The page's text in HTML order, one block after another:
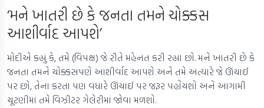
‘મને ખાતરી છે કે જનતા તમને ચોક્કસ
આશીર્વાદ આપશે’
મોદીએ કહ્યું કે, તમે (વિપક્ષ) જે રીતે મહેનત કરી રહ્યા છો. મને ખાતરી છે કે
જનતા તમને ચોક્કસપણે આશીર્વાદ આપશે અને તમે અત્યારે જે ઊંચાઈ
પર છો, તેના કરતા પણ વધારે ઊંચાઈ પર જરૂર પહોંચશો અને આગામી
ચૂંટણીમાં તમે વિઝીટર ગેલેરીમાં જોવા મળશો.